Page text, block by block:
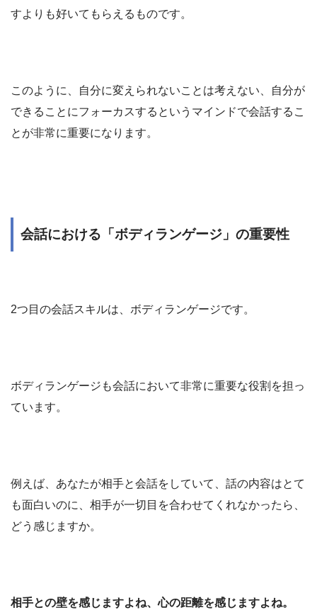
すよりも好いてもらえるものです。
このように、自分に変えられないことは考えない、自分が
できることにフォーカスするというマインドで会話するこ
とが非常に重要になります。
会話における「ボディランゲージ」の重要性
2つ目の会話スキルは、ボディランゲージです。
ボディランゲージも会話において非常に重要な役割を担っ
ています。
例えば、あなたが相手と会話をしていて、話の内容はとて
も面白いのに、相手が一切目を合わせてくれなかったら、
どう感じますか。
相手との壁を感じますよね、心の距離を感じますよね。